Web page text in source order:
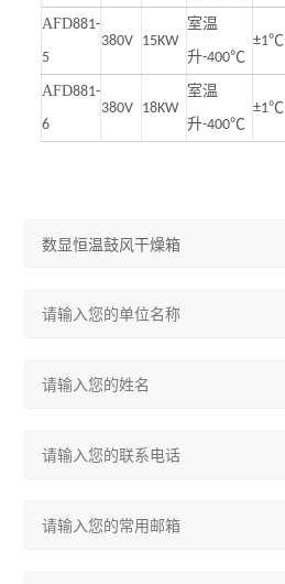
AFD881-
5
380V 15KW
室温
升-400℃
±1℃
AFD881-
6
380V 18KW
室温
升-400℃
±1℃